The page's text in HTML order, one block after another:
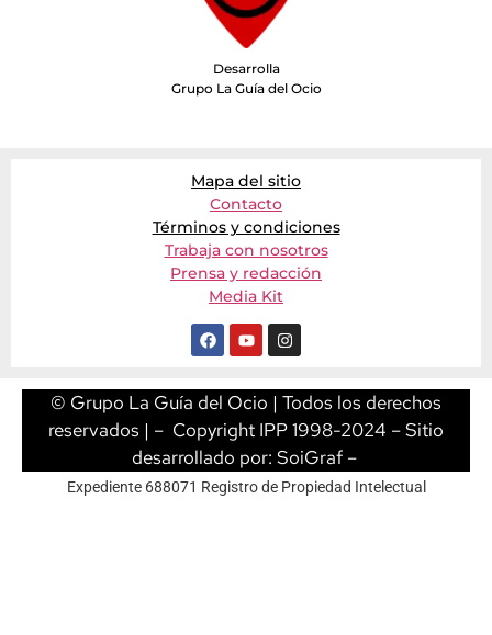
Desarrolla
Grupo La Guía del Ocio
Mapa del sitio
Contacto
Términos y condiciones
Trabaja con nosotros
Prensa y redacción
Media Kit
© Grupo La Guía del Ocio | Todos los derechos
reservados | – Copyright IPP 1998-2024 – Sitio
desarrollado por: SoiGraf–
Expediente 688071 Registro de Propiedad Intelectual